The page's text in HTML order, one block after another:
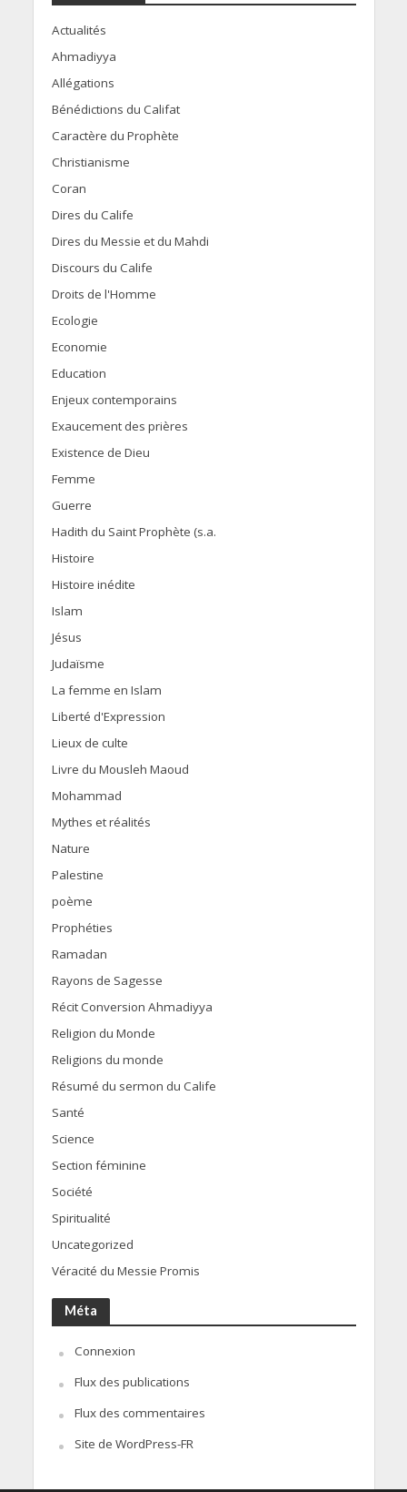
Actualités
Ahmadiyya
Allégations
Bénédictions du Califat
Caractère du Prophète
Christianisme
Coran
Dires du Calife
Dires du Messie et du Mahdi
Discours du Calife
Droits de l'Homme
Ecologie
Economie
Education
Enjeux contemporains
Exaucement des prières
Existence de Dieu
Femme
Guerre
Hadith du Saint Prophète (s.a.
Histoire
Histoire inédite
Islam
Jésus
Judaïsme
La femme en Islam
Liberté d'Expression
Lieux de culte
Livre du Mousleh Maoud
Mohammad
Mythes et réalités
Nature
Palestine
poème
Prophéties
Ramadan
Rayons de Sagesse
Récit Conversion Ahmadiyya
Religion du Monde
Religions du monde
Résumé du sermon du Calife
Santé
Science
Section féminine
Société
Spiritualité
Uncategorized
Véracité du Messie Promis
Méta
Connexion
Flux des publications
Flux des commentaires
Site de WordPress-FR